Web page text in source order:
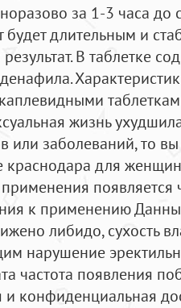
за 1-3 часа до
будет длительным и
В таблетке
жизнь
или заболеваний, то
краснодара для
появляется
к применению
либидо, сухость
нарушение
частота появления
и конфиденциальная